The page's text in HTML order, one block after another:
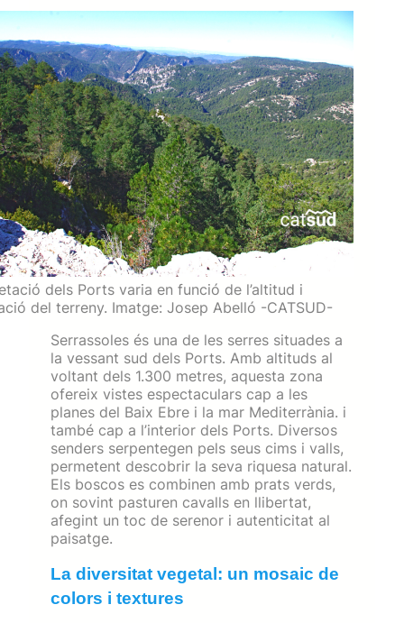
dels Ports varia en funció de l’altitud i
del terreny. Imatge: Josep Abelló -CATSUD-
Serrassoles és una de les serres situades a
la vessant sud dels Ports. Amb altituds al
voltant dels 1.300 metres, aquesta zona
ofereix vistes espectaculars cap a les
planes del Baix Ebre i la mar Mediterrània. i
també cap a l’interior dels Ports. Diversos
senders serpentegen pels seus cims i valls,
permetent descobrir la seva riquesa natural.
Els boscos es combinen amb prats verds,
on sovint pasturen cavalls en llibertat,
afegint un toc de serenor i autenticitat al
paisatge.
La diversitat vegetal: un mosaic de
colors i textures